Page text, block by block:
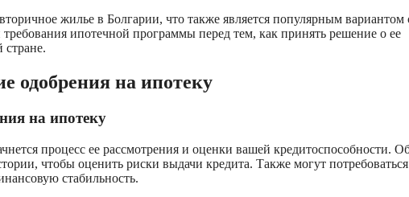
жилье в Болгарии, что также является популярным вариантом
ипотечной программы перед тем, как принять решение о ее
стране.
одобрения на ипотеку
на ипотеку
процесс ее рассмотрения и оценки вашей кредитоспособности.
чтобы оценить риски выдачи кредита. Также могут потребоваться
стабильность.